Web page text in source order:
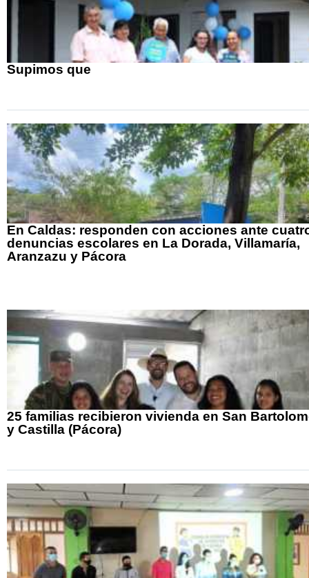
Supimos que
En Caldas: responden con acciones ante
denuncias escolares en La Dorada, Villamaría,
Aranzazu y Pácora
25 familias recibieron vivienda en San
y Castilla (Pácora)